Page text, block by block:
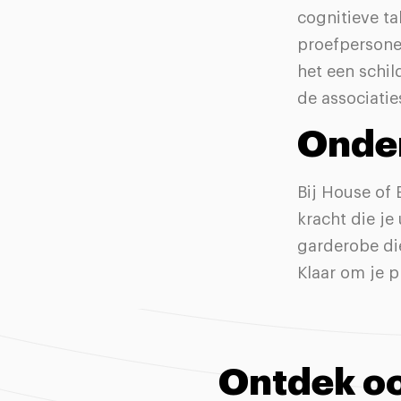
cognitieve
het een
de
Bij House of
kracht die je
garderobe
Klaar om je
Ontdek